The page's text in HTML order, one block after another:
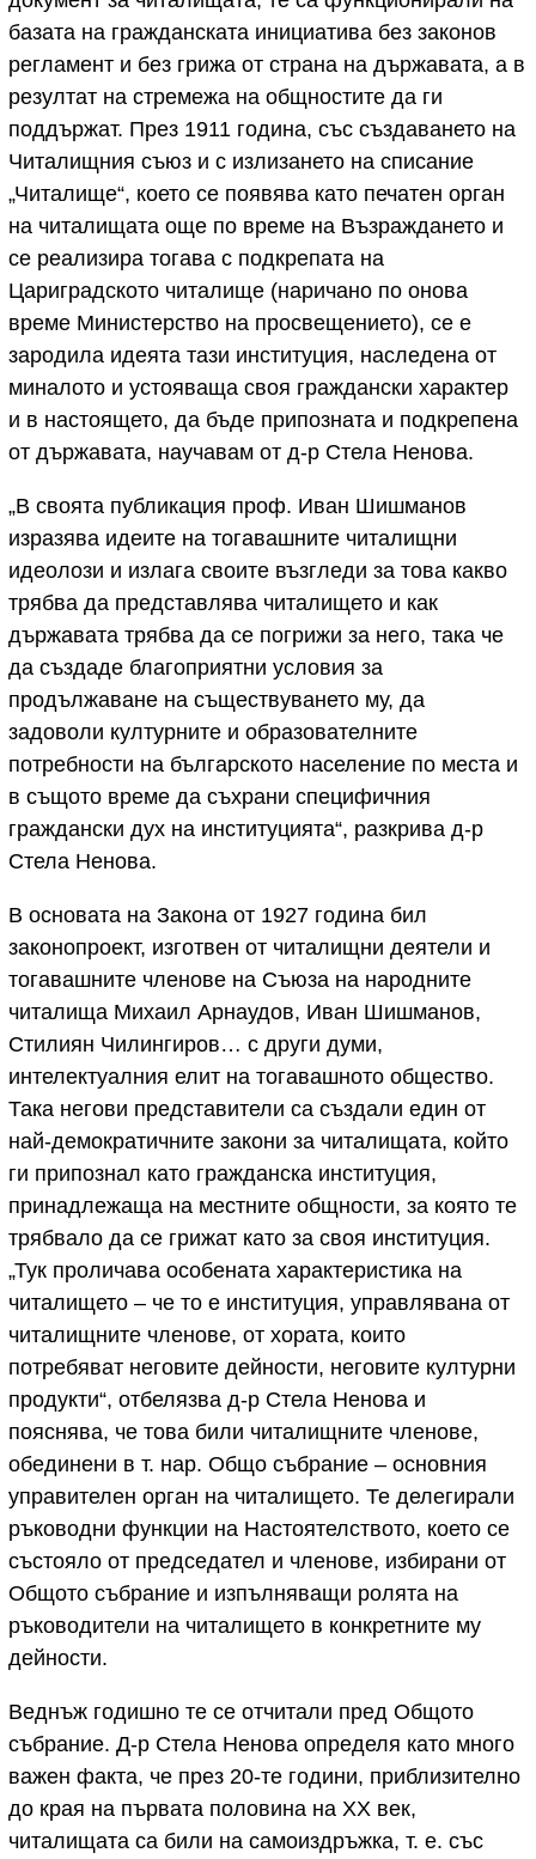
базата на гражданската инициатива без законов
регламент и без грижа от страна на държавата, а в
резултат на стремежа на общностите да ги
поддържат. През 1911 година, със създаването на
Читалищния съюз и с излизането на списание
„Читалище“, което се появява като печатен орган
на читалищата още по време на Възраждането и
се реализира тогава с подкрепата на
Цариградското читалище (наричано по онова
време Министерство на просвещението), се е
зародила идеята тази институция, наследена от
миналото и устояваща своя граждански характер
и в настоящето, да бъде припозната и подкрепена
от държавата, научавам от д-р Стела Ненова.
„В своята публикация проф. Иван Шишманов
изразява идеите на тогавашните читалищни
идеолози и излага своите възгледи за това какво
трябва да представлява читалището и как
държавата трябва да се погрижи за него, така че
да създаде благоприятни условия за
продължаване на съществуването му, да
задоволи културните и образователните
потребности на българското население по места и
в същото време да съхрани специфичния
граждански дух на институцията“, разкрива д-р
Стела Ненова.
В основата на Закона от 1927 година бил
законопроект, изготвен от читалищни деятели и
тогавашните членове на Съюза на народните
читалища Михаил Арнаудов, Иван Шишманов,
Стилиян Чилингиров… с други думи,
интелектуалния елит на тогавашното общество.
Така негови представители са създали един от
най-демократичните закони за читалищата, който
ги припознал като гражданска институция,
принадлежаща на местните общности, за която те
трябвало да се грижат като за своя институция.
„Тук проличава особената характеристика на
читалището – че то е институция, управлявана от
читалищните членове, от хората, които
потребяват неговите дейности, неговите културни
продукти“, отбелязва д-р Стела Ненова и
пояснява, че това били читалищните членове,
обединени в т. нар. Общо събрание – основния
управителен орган на читалището. Те делегирали
ръководни функции на Настоятелството, което се
състояло от председател и членове, избирани от
Общото събрание и изпълняващи ролята на
ръководители на читалището в конкретните му
дейности.
Веднъж годишно те се отчитали пред Общото
събрание. Д-р Стела Ненова определя като много
важен факта, че през 20-те години, приблизително
до края на първата половина на XX век,
читалищата са били на самоиздръжка, т. е. със